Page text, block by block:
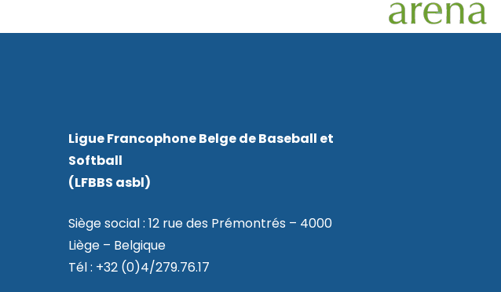
Ligue Francophone Belge de Baseball et
Softball
(LFBBS asbl)
Siège social : 12 rue des Prémontrés – 4000
Liège – Belgique
Tél : +32 (0)4/279.76.17